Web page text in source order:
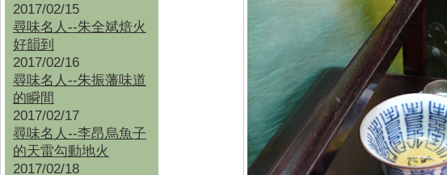
2017/02/15
尋味名人--朱全斌焙火
好韻到
2017/02/16
尋味名人--朱振藩味道
的瞬間
2017/02/17
尋味名人--李昂烏魚子
的天雷勾動地火
2017/02/18